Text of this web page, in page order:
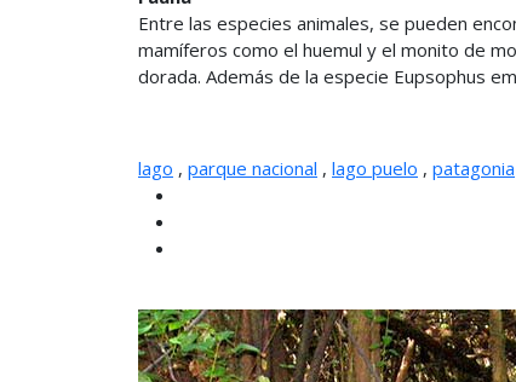
Entre las especies animales, se pueden
mamíferos como el huemul y el monito de
dorada. Además de la especie Eupsophus
lago , parque nacional , lago puelo , patagonia